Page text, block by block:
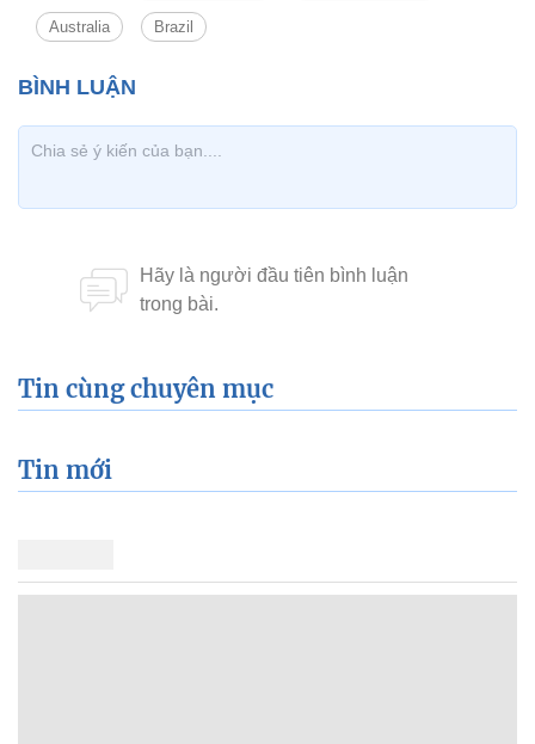
Australia Brazil
Tin cùng chuyên mục
Tin mới